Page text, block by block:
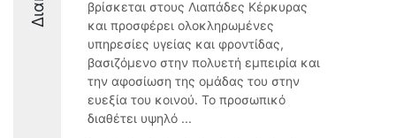
βρίσκεται στους Λιαπάδες Κέρκυρας
και προσφέρει ολοκληρωμένες
υπηρεσίες υγείας και φροντίδας,
βασιζόμενο στην πολυετή εμπειρία και
την αφοσίωση της ομάδας του στην
ευεξία του κοινού. Το προσωπικό
διαθέτει υψηλό ...